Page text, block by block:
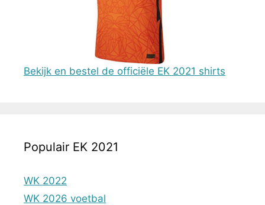
Bekijk en bestel de officiële EK 2021 shirts
Populair EK 2021
WK 2022
WK 2026 voetbal